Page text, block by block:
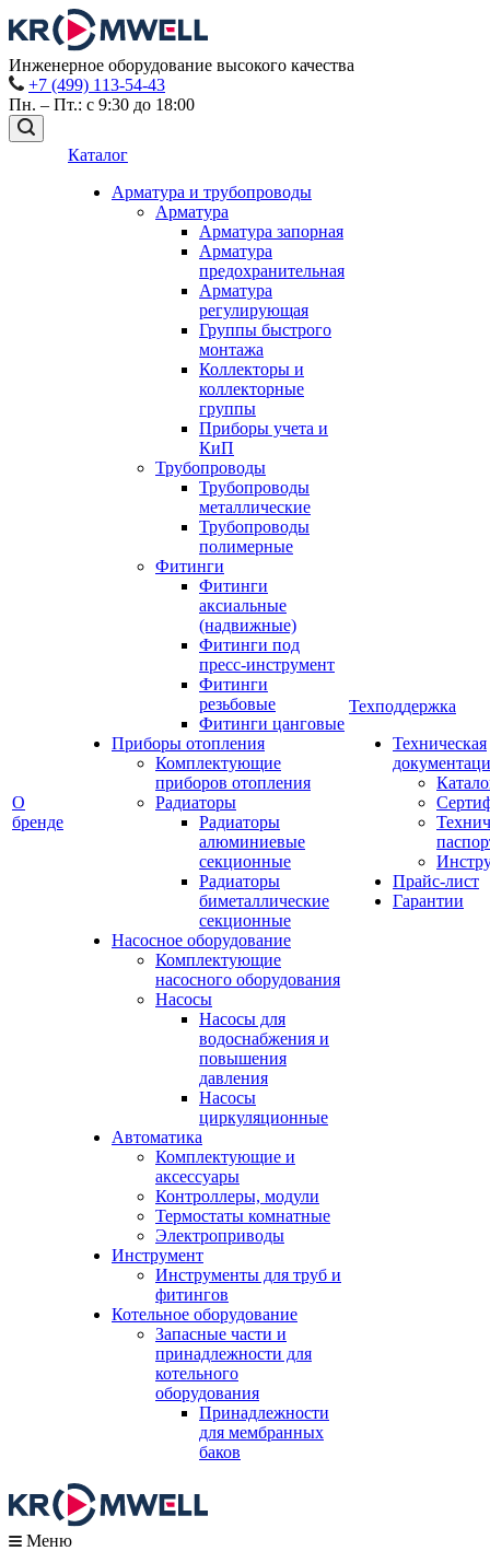
Инженерное оборудование высокого качества
+7 (499) 113-54-43
Пн. – Пт.: с 9:30 до 18:00
О
бренде
Каталог
Арматура и трубопроводы
Арматура
Арматура запорная
Арматура
предохранительная
Арматура
регулирующая
Группы быстрого
монтажа
Коллекторы и
коллекторные
группы
Приборы учета и
КиП
Трубопроводы
Трубопроводы
металлические
Трубопроводы
полимерные
Фитинги
Фитинги
аксиальные
(надвижные)
Фитинги под
пресс-инструмент
Фитинги
резьбовые
Фитинги цанговые
Приборы отопления
Комплектующие
приборов отопления
Радиаторы
Радиаторы
алюминиевые
секционные
Радиаторы
биметаллические
секционные
Насосное оборудование
Комплектующие
насосного оборудования
Насосы
Насосы для
водоснабжения и
повышения
давления
Насосы
циркуляционные
Автоматика
Комплектующие и
аксессуары
Контроллеры, модули
Термостаты комнатные
Электроприводы
Инструмент
Инструменты для труб и
фитингов
Котельное оборудование
Запасные части и
принадлежности для
котельного
оборудования
Принадлежности
для мембранных
баков
Техподдержка
Техническая
Прайс-лист
Гарантии
Меню